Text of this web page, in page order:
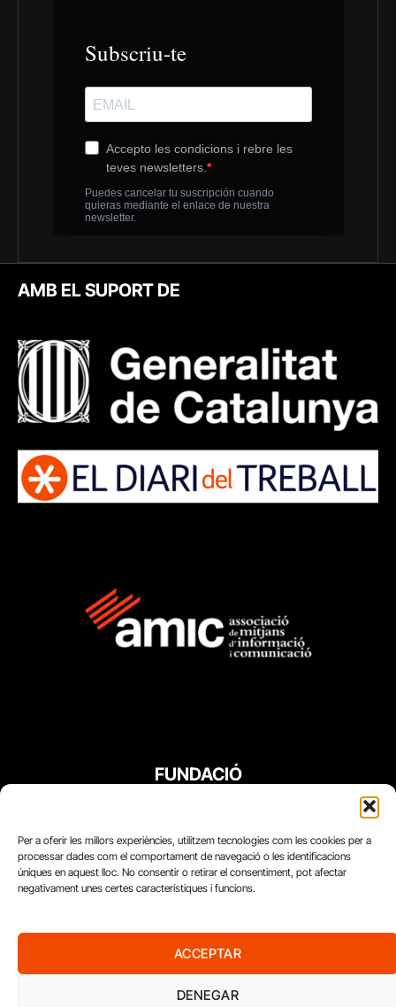
Per a oferir les millors experiències, utilitzem tecnologies com les cookies per a
processar dades com el comportament de navegació o les identificacions
úniques en aquest lloc. No consentir o retirar el consentiment, pot afectar
negativament unes certes característiques i funcions.
ACCEPTAR
DENEGAR
AMB EL SUPORT DE
FUNDACIÓ